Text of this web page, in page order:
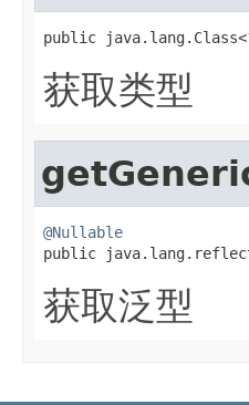
public
获取类型
@Nullable
public
获取泛型